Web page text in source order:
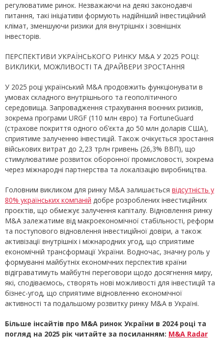
регулюватиме ринок. Незважаючи на деякі законодавчі
питання, такі ініціативи формують надійніший інвестиційний
клімат, зменшуючи ризики для внутрішніх і зовнішніх
інвесторів.
ПЕРСПЕКТИВИ УКРАЇНСЬКОГО РИНКУ M&A У 2025 РОЦІ:
ВИКЛИКИ, МОЖЛИВОСТІ ТА ДРАЙВЕРИ ЗРОСТАННЯ
У 2025 році український M&A продовжить функціонувати в
умовах складного внутрішнього та геополітичного
середовища. Запровадження страхування воєнних ризиків,
зокрема програми URGF (110 млн євро) та FortuneGuard
(страхове покриття одного об’єкта до 50 млн доларів США),
сприятиме залученню інвестицій. Також очікується зростання
військових витрат до 2,23 трлн гривень (26,3% ВВП), що
стимулюватиме розвиток оборонної промисловості, зокрема
через міжнародні партнерства та локалізацію виробництва.
Головним викликом для ринку M&A залишається відсутність у
80% українських компаній добре розроблених інвестиційних
проєктів, що обмежує залучення капіталу. Відновлення ринку
M&A залежатиме від макроекономічної стабільності, реформ
та поступового відновлення інвестиційної довіри, а також
активізації внутрішніх і міжнародних угод, що сприятиме
економічній трансформації України. Водночас, значну роль у
формуванні майбутніх економічних перспектив країни
відіграватимуть майбутні переговори щодо досягнення миру,
які, сподіваємось, створять нові можливості для інвестицій та
бізнес-угод, що сприятиме відновленню економічної
активності та подальшому розвитку ринку M&A в Україні.
Більше інсайтів про M&A ринок України в 2024 році та
погляд на 2025 рік читайте за посиланням: M&A Radar